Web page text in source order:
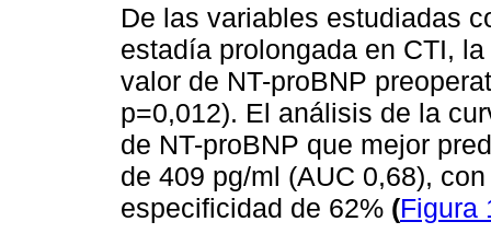
De las variables estudiadas
estadía prolongada en CTI,
valor de NT-proBNP
p=0,012). El análisis de la
de NT-proBNP que mejor
de 409 pg/ml (AUC 0,68),
especificidad de 62% (Figura